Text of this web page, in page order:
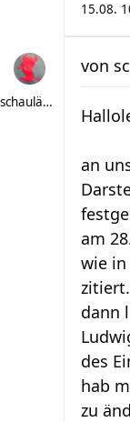
15.08.
schauläufer
von
an
am
wie
dann
des
hab
zu